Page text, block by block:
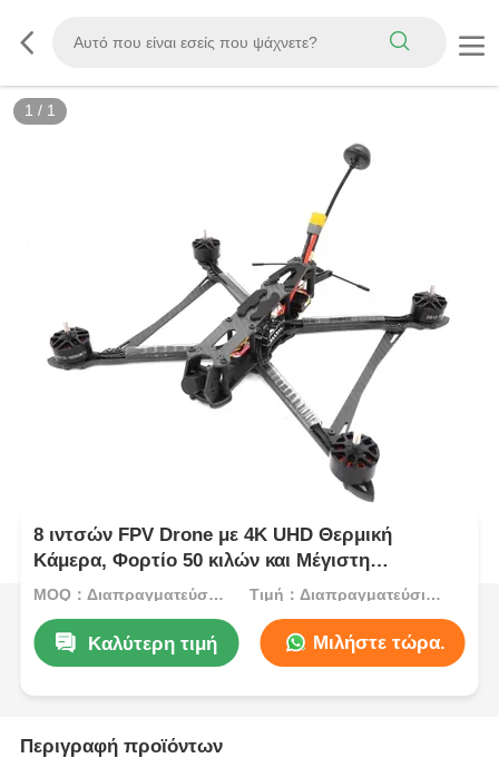
1 / 1
8 ιντσών FPV Drone με 4K UHD Θερμική
Κάμερα, Φορτίο 50 κιλών και Μέγιστη
Απόσταση Πτήσης 20 χλμ
MOQ：Διαπραγματεύσιμος Τιμή：Διαπραγματεύσιμος
Καλύτερη τιμή Μιλήστε τώρα.
Περιγραφή προϊόντων